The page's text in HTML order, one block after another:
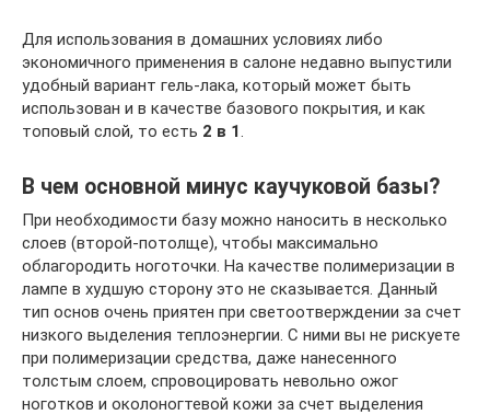
Для использования в домашних условиях либо
экономичного применения в салоне недавно выпустили
удобный вариант гель-лака, который может быть
использован и в качестве базового покрытия, и как
топовый слой, то есть 2 в 1
В чем основной минус каучуковой базы?
При необходимости базу можно наносить в несколько
слоев (второй-потолще), чтобы максимально
облагородить ноготочки. На качестве полимеризации в
лампе в худшую сторону это не сказывается. Данный
тип основ очень приятен при светоотверждении за счет
низкого выделения теплоэнергии. С ними вы не рискуете
при полимеризации средства, даже нанесенного
толстым слоем, спровоцировать невольно ожог
ноготков и околоногтевой кожи за счет выделения